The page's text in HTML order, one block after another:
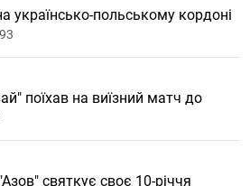
українсько-польському кордоні
поїхав на виїзний матч до
святкує своє 10-річчя